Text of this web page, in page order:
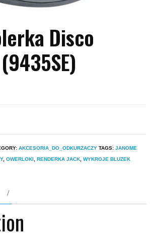
Disco
AKCESORIA_DO_ODKURZACZY TAGS: JANOME
, OWERLOKI RENDERKA JACK WYKROJE BLUZEK